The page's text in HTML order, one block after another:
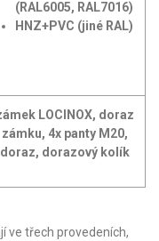
(RAL6005, RAL7016)
HNZ+PVC (jiné RAL)
LOCINOX, doraz
zámku, 4x panty M20,
doraz, dorazový kolík
ve třech provedeních,